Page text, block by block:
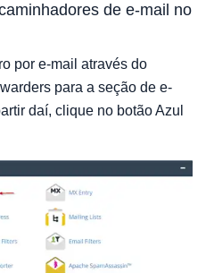
de e-mail no
por e-mail através do
para a seção de e-
daí, clique no botão Azul